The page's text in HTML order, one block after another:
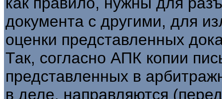
документа с другими, для
оценки представленных
Так, согласно АПК копии
представленных в
в деле, направляются